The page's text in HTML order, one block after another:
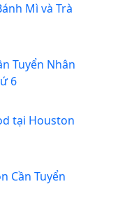
Mì và Trà
Tuyển Nhân
6
tại Houston
Cần Tuyển